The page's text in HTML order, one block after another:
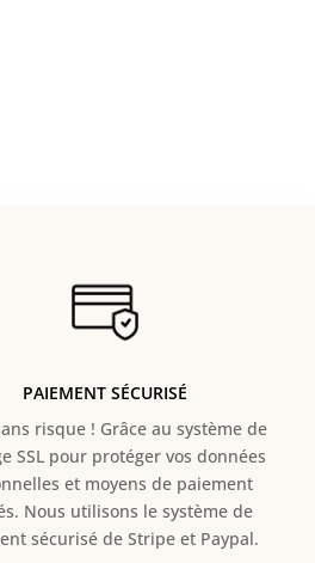
PAIEMENT SÉCURISÉ
risque ! Grâce au système de
SSL pour protéger vos données
et moyens de paiement
Nous utilisons le système de
sécurisé de Stripe et Paypal.